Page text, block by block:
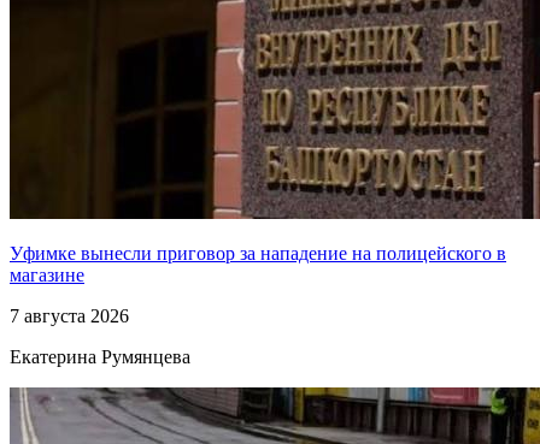
Уфимке вынесли приговор за нападение на полицейского в
магазине
7 августа 2026
Екатерина Румянцева